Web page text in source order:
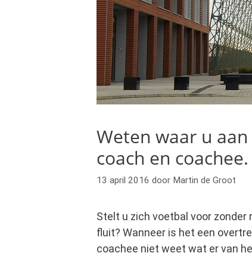
Weten waar u
coach en coachee.
13 april 2016 door Martin de Groot
Stelt u zich voetbal voor
fluit? Wanneer is het een
coachee niet weet wat er van